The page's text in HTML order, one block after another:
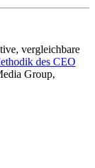
vergleichbare
des CEO
Group,